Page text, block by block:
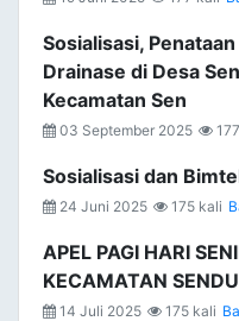
Sosialisasi,
Drainase di Desa
Kecamatan Sen
03 September 2025
Sosialisasi dan
24 Juni 2025 175 kali
APEL PAGI HARI
KECAMATAN
14 Juli 2025 175 kali